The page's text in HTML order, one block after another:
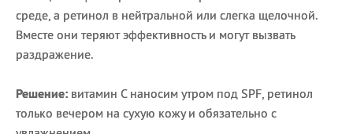
среде, а ретинол в нейтральной или слегка щелочной.
Вместе они теряют эффективность и могут вызвать
раздражение.
Решение: витамин С наносим утром под SPF, ретинол
только вечером на сухую кожу и обязательно с